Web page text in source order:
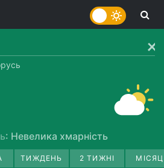
: Невелика хмарність
ТИЖДЕНЬ 2 ТИЖНІ